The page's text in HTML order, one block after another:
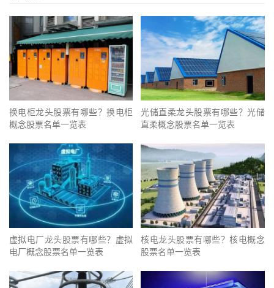
换电柜龙头股票有哪些？换电柜
概念股票名单一览表
光储直柔龙头股票有哪些？光储
直柔概念股票名单一览表
虚拟电厂龙头股票有哪些？虚拟
电厂概念股票名单一览表
核电龙头股票有哪些？核电概念
股票名单一览表